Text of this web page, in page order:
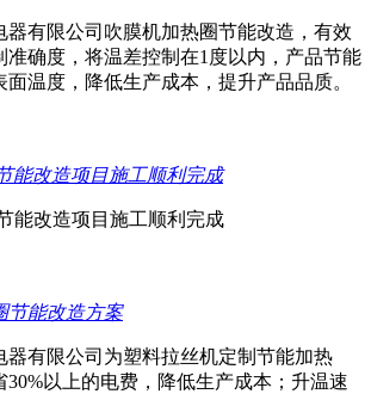
器有限公司吹膜机加热圈节能改造，有效
准确度，将温差控制在1度以内，产品节能
面温度，降低生产成本，提升产品品质。
能改造项目施工顺利完成
能改造项目施工顺利完成
节能改造方案
器有限公司为塑料拉丝机定制节能加热
30%以上的电费，降低生产成本；升温速